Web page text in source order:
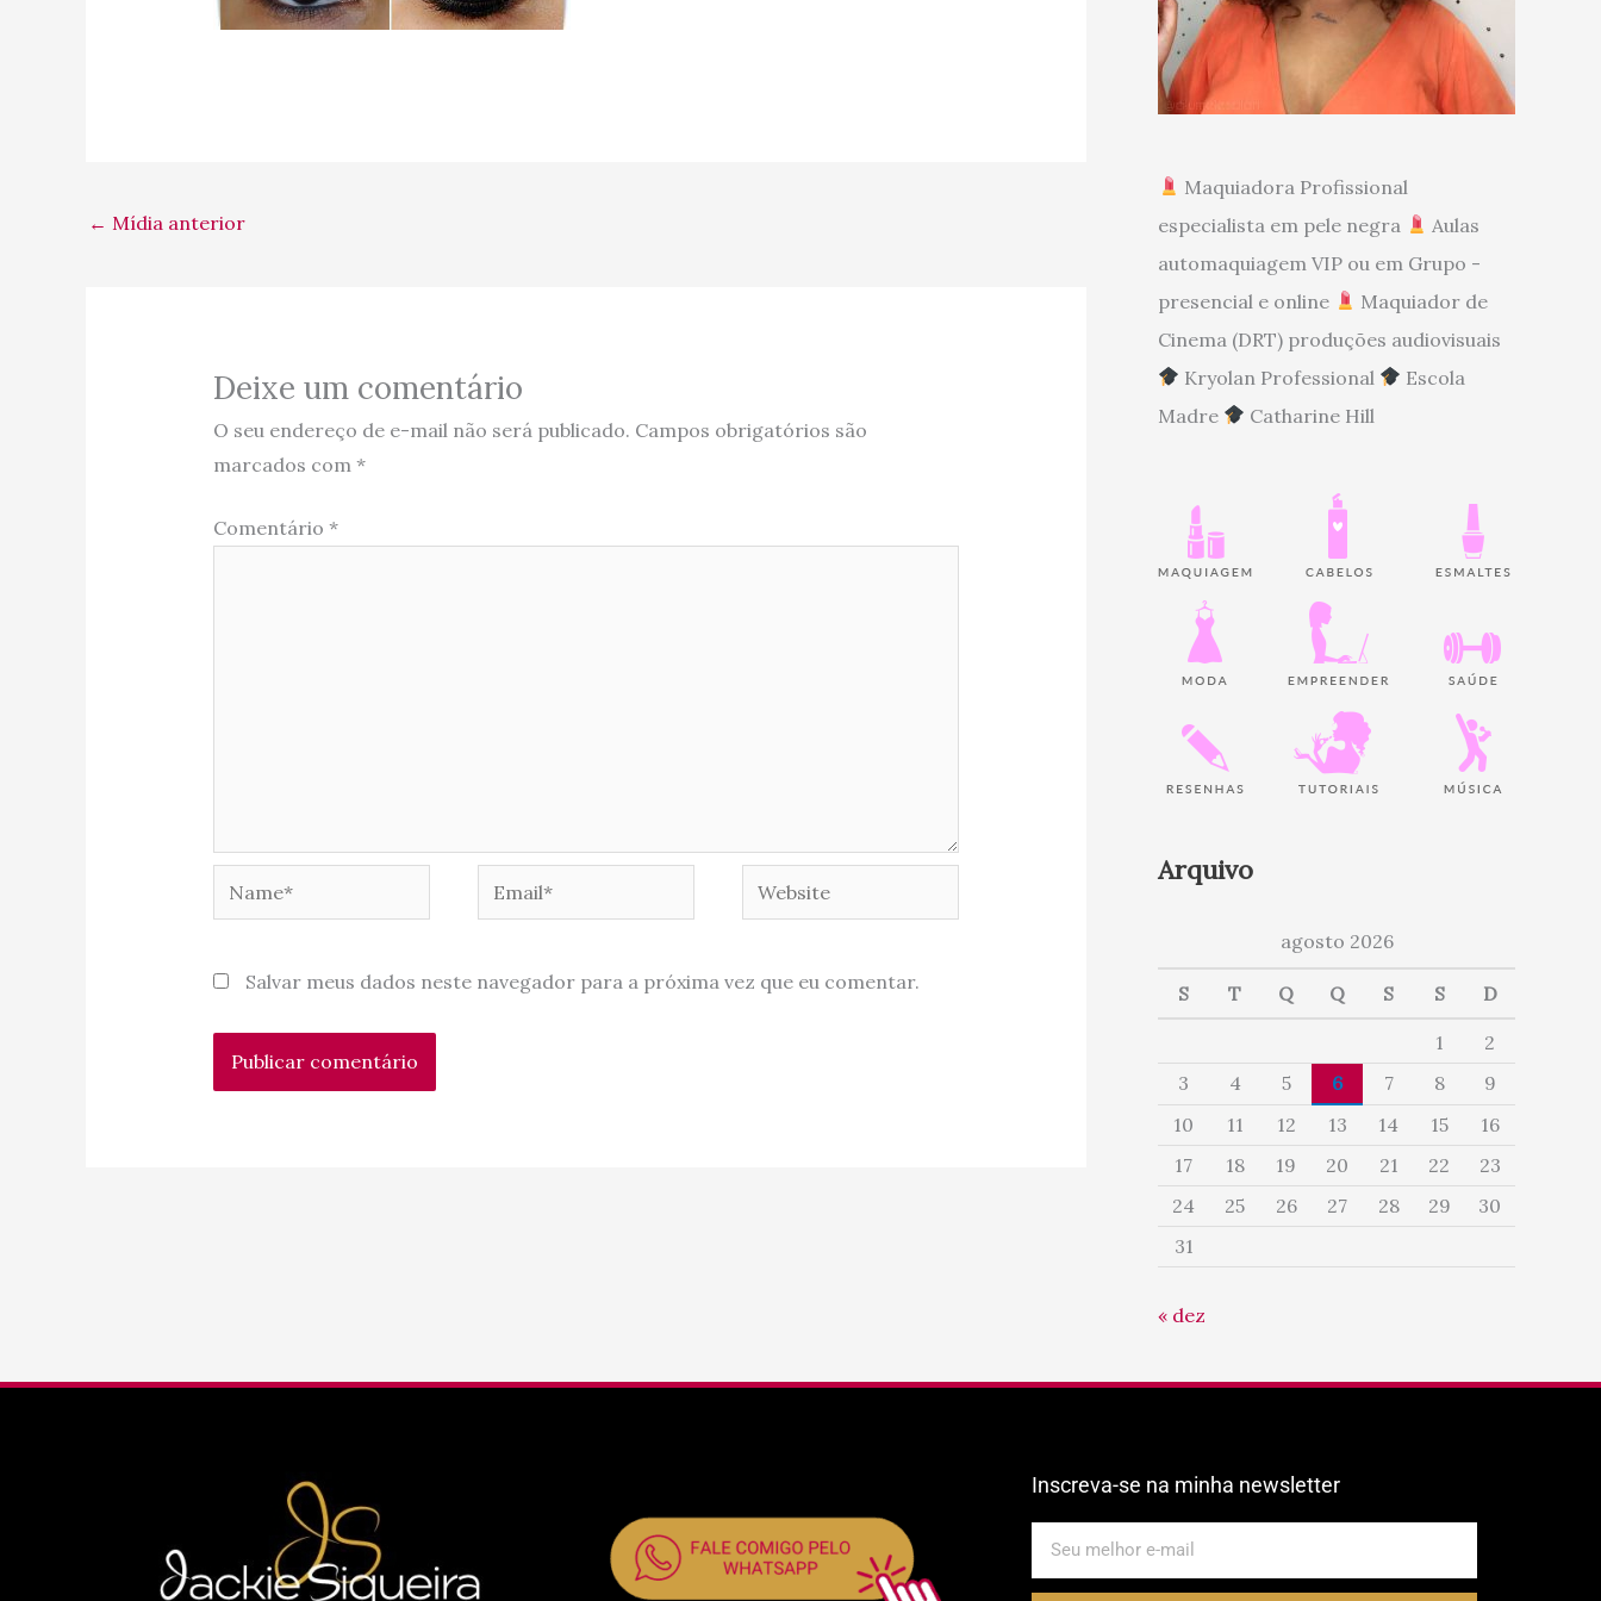
← Mídia anterior
Deixe um comentário
O seu endereço de e-mail não será publicado. Campos obrigatórios são
marcados com *
Comentário *
Website
Salvar meus dados neste navegador para a próxima vez que eu comentar.
Maquiadora Profissional
especialista em pele negra
Aulas
automaquiagem VIP ou em Grupo -
presencial e online
Maquiador de
Cinema (DRT) produções audiovisuais
Kryolan Professional
Escola
Madre
Catharine Hill
Arquivo
agosto 2026
S T Q Q S S D
1
2
3
4 5 6 7 8
9
10
11 12 13 14 15
16
17
18 19 20 21 22
23
24
25 26 27 28 29
30
31
« dez
Inscreva-se na minha newsletter